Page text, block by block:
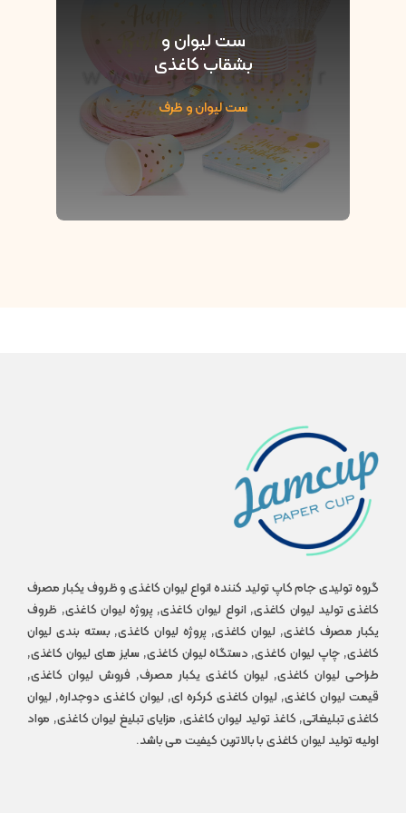
ست لیوان و
بشقاب کاغذی
ست لیوان و ظرف
گروه تولیدی جام کاپ تولید کننده انواع لیوان کاغذی و ظروف یکبار مصرف
کاغذی تولید لیوان کاغذی, انواع لیوان کاغذی, پروژه لیوان کاغذی, ظروف
یکبار مصرف کاغذی, لیوان کاغذی, پروژه لیوان کاغذی, بسته بندی لیوان
کاغذی, چاپ لیوان کاغذی, دستگاه لیوان کاغذی, سایز های لیوان کاغذی,
طراحی لیوان کاغذی, لیوان کاغذی یکبار مصرف, فروش لیوان کاغذی,
قیمت لیوان کاغذی, لیوان کاغذی کرکره ای, لیوان کاغذی دوجداره, لیوان
کاغذی تبلیغاتی, کاغذ تولید لیوان کاغذی, مزایای تبلیغ لیوان کاغذی, مواد
اولیه تولید لیوان کاغذی با بالاترین کیفیت می باشد.